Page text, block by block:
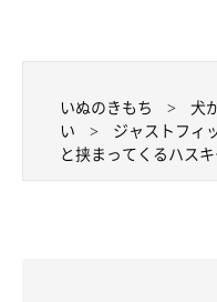
いぬのきもち 犬
い
ジャストフ
と挟まってくるハス